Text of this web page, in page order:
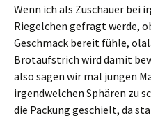
Wenn ich als Zuschauer bei
Riegelchen gefragt werde,
Geschmack bereit fühle,
Brotaufstrich wird damit
also sagen wir mal jungen
irgendwelchen Sphären zu
die Packung geschielt, da